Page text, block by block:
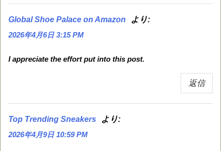
Global Shoe Palace on Amazon より:
2026年4月6日 3:15 PM
I appreciate the effort put into this post.
返信
Top Trending Sneakers より:
2026年4月9日 10:59 PM